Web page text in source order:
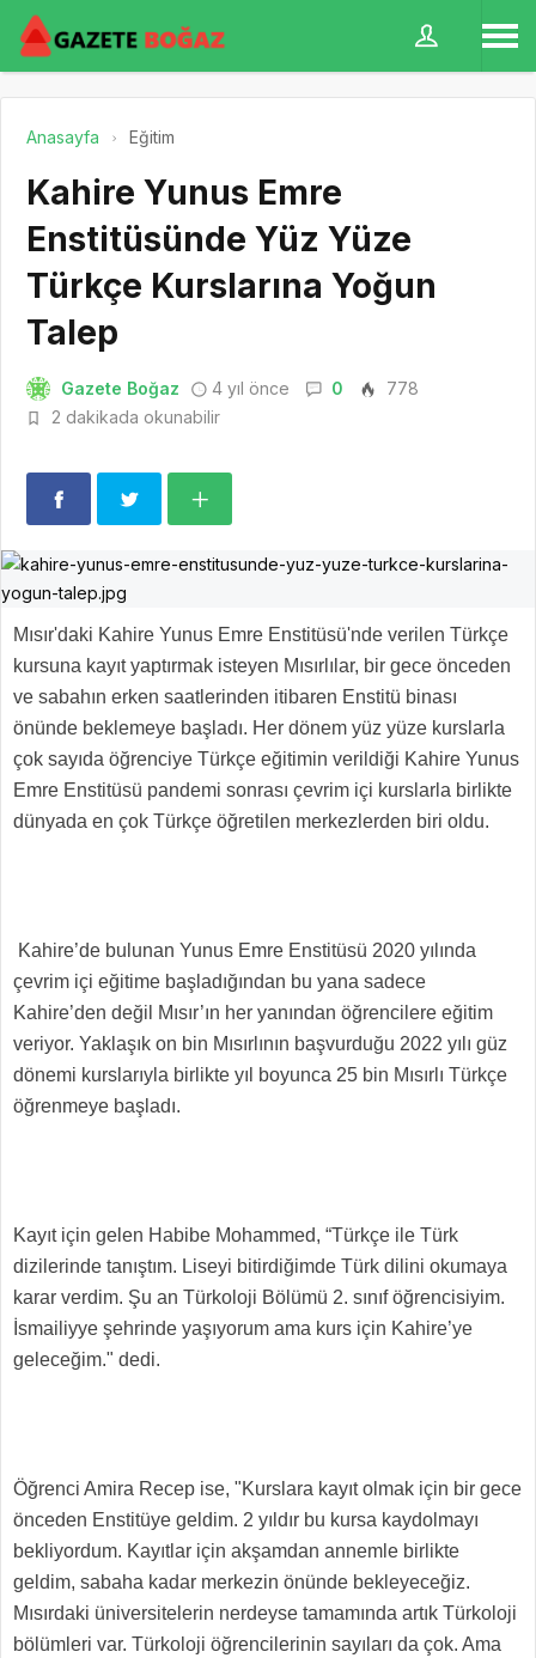
Anasayfa Eğitim
Kahire Yunus Emre
Enstitüsünde Yüz Yüze
Türkçe Kurslarına Yoğun
Talep
Gazete Boğaz 4 yıl önce 0
778
2 dakikada okunabilir
Mısır'daki Kahire Yunus Emre Enstitüsü'nde verilen Türkçe
kursuna kayıt yaptırmak isteyen Mısırlılar, bir gece önceden
ve sabahın erken saatlerinden itibaren Enstitü binası
önünde beklemeye başladı. Her dönem yüz yüze kurslarla
çok sayıda öğrenciye Türkçe eğitimin verildiği Kahire Yunus
Emre Enstitüsü pandemi sonrası çevrim içi kurslarla birlikte
dünyada en çok Türkçe öğretilen merkezlerden biri oldu.
Kahire’de bulunan Yunus Emre Enstitüsü 2020 yılında
çevrim içi eğitime başladığından bu yana sadece
Kahire’den değil Mısır’ın her yanından öğrencilere eğitim
veriyor. Yaklaşık on bin Mısırlının başvurduğu 2022 yılı güz
dönemi kurslarıyla birlikte yıl boyunca 25 bin Mısırlı Türkçe
öğrenmeye başladı.
Kayıt için gelen Habibe Mohammed, “Türkçe ile Türk
dizilerinde tanıştım. Liseyi bitirdiğimde Türk dilini okumaya
karar verdim. Şu an Türkoloji Bölümü 2. sınıf öğrencisiyim.
İsmailiyye şehrinde yaşıyorum ama kurs için Kahire’ye
geleceğim." dedi.
Öğrenci Amira Recep ise, "Kurslara kayıt olmak için bir gece
önceden Enstitüye geldim. 2 yıldır bu kursa kaydolmayı
bekliyordum. Kayıtlar için akşamdan annemle birlikte
geldim, sabaha kadar merkezin önünde bekleyeceğiz.
Mısırdaki üniversitelerin nerdeyse tamamında artık Türkoloji
bölümleri var. Türkoloji öğrencilerinin sayıları da çok. Ama